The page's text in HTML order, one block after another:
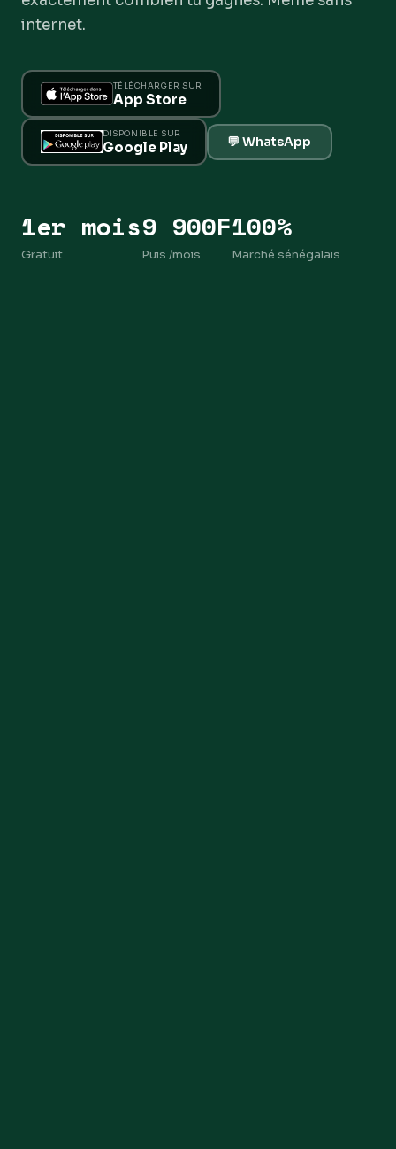
internet.
TÉLÉCHARGER SUR
App Store
DISPONIBLE SUR
Google Play 💬 WhatsApp
1er mois
Gratuit
9 900F
Puis /mois
100%
Marché sénégalais